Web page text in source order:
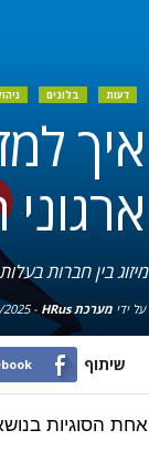
דעות בלוגים
איך
מיזוג בין חברות
על ידימערכת HRus -
2025
שיתוף
אחת הסוגיות